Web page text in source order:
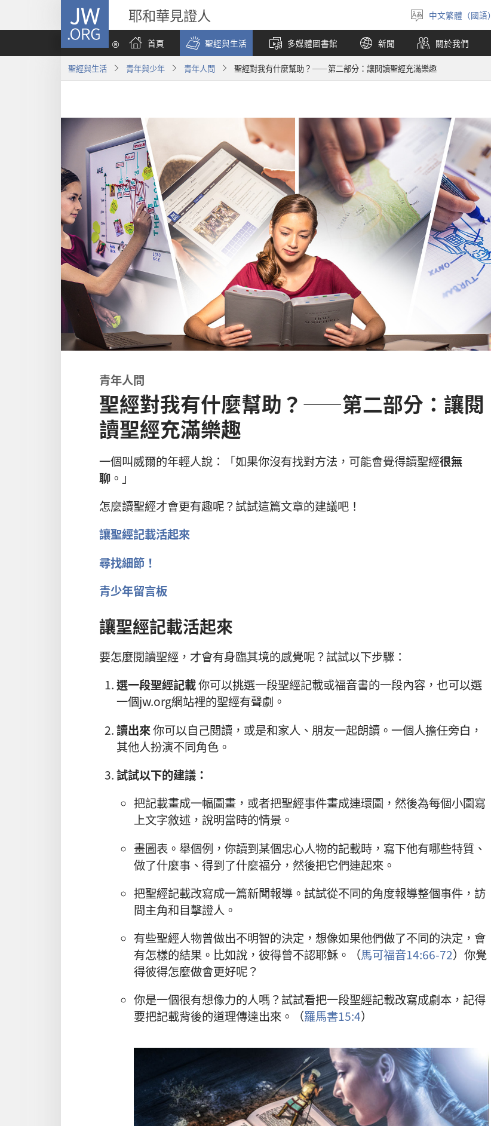
JW.ORG 耶和華見證人
選
擇
語
言
中文繁體（國語）
首頁
聖經與生活 多媒體圖書館 新聞 關於我們
聖經與生活 青年與少年 青年人問 聖經對我有什麼幫助？——第二部分：讓閱讀聖經充滿樂趣
青年人問
聖經對我有什麼幫助？——第二部分：讓閱
讀聖經充滿樂趣
一個叫威爾的年輕人說：「如果你沒有找對方法，可能會覺得讀聖經很無
聊 。」
怎麼讀聖經才會更有趣呢？試試這篇文章的建議吧！
讓聖經記載活起來
尋找細節！
青少年留言板
讓聖經記載活起來
要怎麼閱讀聖經，才會有身臨其境的感覺呢？試試以下步驟：
選一段聖經記載你可以挑選一段聖經記載或福音書的一段內容，也可以選
一個jw.org網站裡的聖經有聲劇。
讀出來你可以自己閱讀，或是和家人、朋友一起朗讀。一個人擔任旁白，
其他人扮演不同角色。
試試以下的建議：
把記載畫成一幅圖畫，或者把聖經事件畫成連環圖，然後為每個小圖寫
上文字敘述，說明當時的情景。
畫圖表。舉個例，你讀到某個忠心人物的記載時，寫下他有哪些特質、
做了什麼事、得到了什麼福分，然後把它們連起來。
把聖經記載改寫成一篇新聞報導。試試從不同的角度報導整個事件，訪
問主角和目擊證人。
有些聖經人物曾做出不明智的決定，想像如果他們做了不同的決定，會
有怎樣的結果。比如說，彼得曾不認耶穌。（馬可福音14:66-72）你覺
得彼得怎麼做會更好呢？
你是一個很有想像力的人嗎？試試看把一段聖經記載改寫成劇本，記得
要把記載背後的道理傳達出來。（羅馬書15:4）